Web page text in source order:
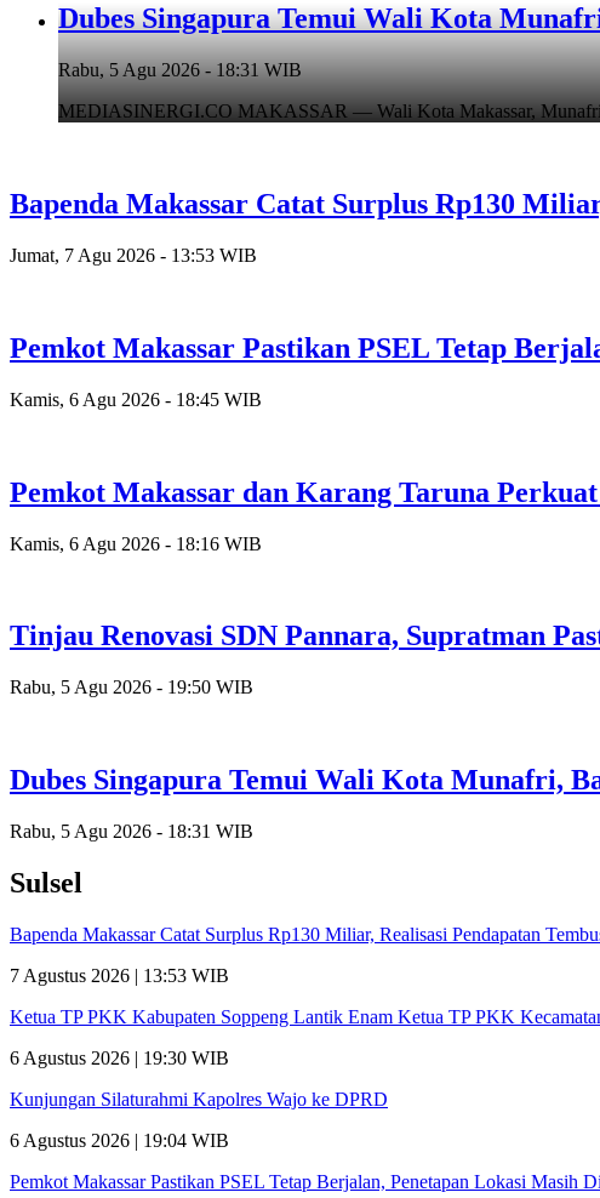
Dubes Singapura Temui Wali Kota
Rabu, 5 Agu 2026 - 18:31 WIB
MEDIASINERGI.CO MAKASSAR — Wali Kota Makassar,
Bapenda Makassar Catat Surplus Rp130
Jumat, 7 Agu 2026 - 13:53 WIB
Pemkot Makassar Pastikan PSEL Tetap
Kamis, 6 Agu 2026 - 18:45 WIB
Pemkot Makassar dan Karang Taruna
Kamis, 6 Agu 2026 - 18:16 WIB
Tinjau Renovasi SDN Pannara, Supratman
Rabu, 5 Agu 2026 - 19:50 WIB
Dubes Singapura Temui Wali Kota Munafri,
Rabu, 5 Agu 2026 - 18:31 WIB
Sulsel
Bapenda Makassar Catat Surplus Rp130 Miliar, Realisasi Pendapatan
7 Agustus 2026 | 13:53 WIB
Ketua TP PKK Kabupaten Soppeng Lantik Enam Ketua TP PKK
6 Agustus 2026 | 19:30 WIB
Kunjungan Silaturahmi Kapolres Wajo ke DPRD
6 Agustus 2026 | 19:04 WIB
Pemkot Makassar Pastikan PSEL Tetap Berjalan, Penetapan Lokasi Masih